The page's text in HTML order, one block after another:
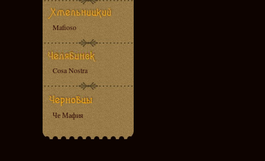
Mafioso
Cosa Nostra
Че Мафия